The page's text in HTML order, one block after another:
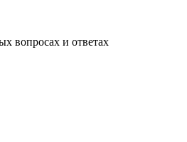
вопросах и ответах